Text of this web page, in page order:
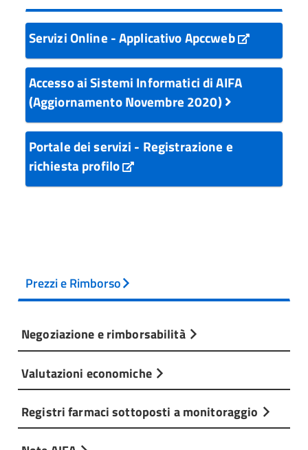
Servizi Online - Applicativo Apccweb
Accesso ai Sistemi Informatici di AIFA
(Aggiornamento Novembre 2020)
Portale dei servizi - Registrazione e
richiesta profilo
Prezzi e Rimborso
Negoziazione e rimborsabilità
Valutazioni economiche
Registri farmaci sottoposti a monitoraggio